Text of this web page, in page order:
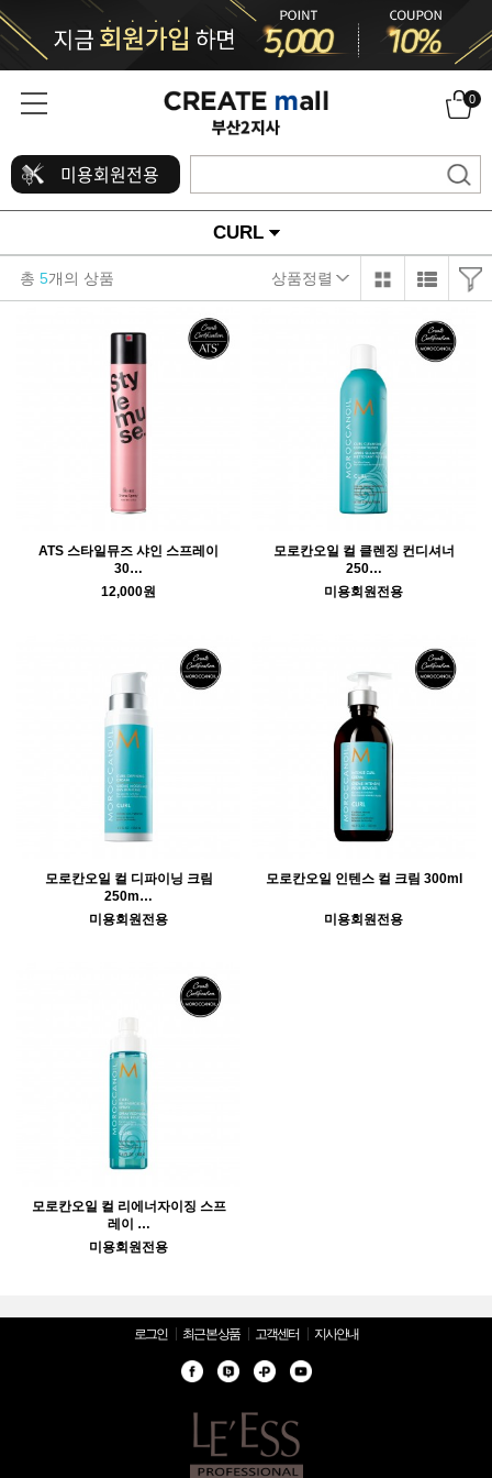
0
미용회원전용
CURL
총 5개의 상품 상품정렬
ATS 스타일뮤즈 샤인 스프레이
30…
12,000원
모로칸오일 컬 클렌징 컨디셔너
250…
미용회원전용
모로칸오일 컬 디파이닝 크림
250m…
미용회원전용
모로칸오일 인텐스 컬 크림 300ml
미용회원전용
모로칸오일 컬 리에너자이징 스프
레이 …
미용회원전용
로그인 최근 본 상품 고객센터 지사안내